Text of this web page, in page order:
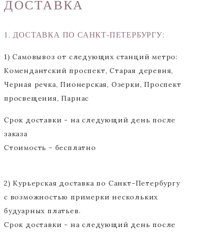
ДОСТАВКА
1. ДОСТАВКА ПО САНКТ-ПЕТЕРБУРГУ:
1) Самовывоз от следующих станций метро:
Комендантский проспект, Старая деревня,
Черная речка, Пионерская, Озерки, Проспект
просвещения, Парнас
Срок доставки - на следующий день после
заказа
Стоимость - бесплатно
2) Курьерская доставка по Санкт-Петербургу
с возможностью примерки нескольких
будуарных платьев.
Срок доставки - на следующий день после